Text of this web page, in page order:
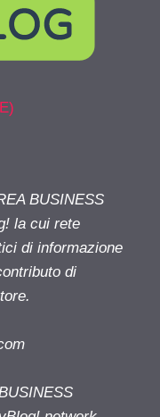
BUSINESS
la cui rete
di informazione
di